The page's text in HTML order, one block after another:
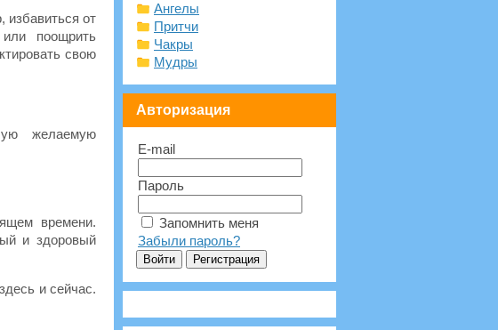
от
или поощрить
свою
желаемую
времени.
и здоровый
и сейчас.
Ангелы
Притчи
Чакры
Мудры
Авторизация
E-mail
Пароль
Запомнить меня
Забыли пароль?